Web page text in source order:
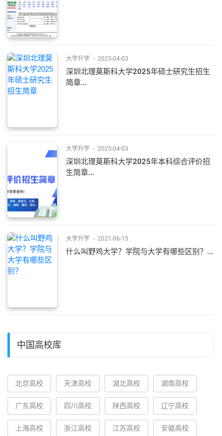
大学升学 - 2025-04-03
深圳北理莫斯科大学2025年硕士研究生招生
简章...
大学升学 - 2025-04-03
深圳北理莫斯科大学2025年本科综合评价招
生简章...
大学升学 - 2021-06-15
什么叫野鸡大学？学院与大学有哪些区别？...
中国高校库
北京高校 天津高校 湖北高校 湖南高校
广东高校 四川高校 陕西高校 辽宁高校
上海高校 浙江高校 江苏高校 安徽高校